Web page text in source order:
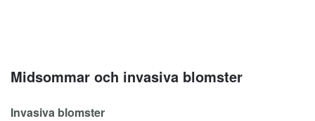
Midsommar och invasiva blomster
Invasiva blomster